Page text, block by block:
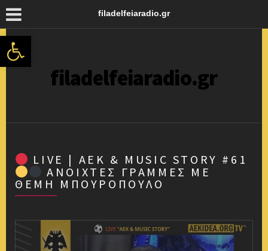
Ανοίξτε τη γραμμή εργαλείων
filadelfeiaradio.gr
filadelfeiaradio.gr
LIVE | ΑΕΚ & MUSIC STORY #61
ΑΝΟΙΧΤΈΣ ΓΡΑΜΜΈΣ ΜΕ
ΘΈΜΗ ΜΠΟΥΡΌΠΟΥΛΟ